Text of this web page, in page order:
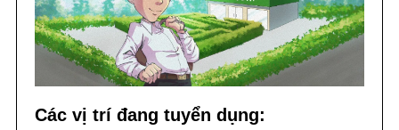
Các vị trí đang tuyển dụng: